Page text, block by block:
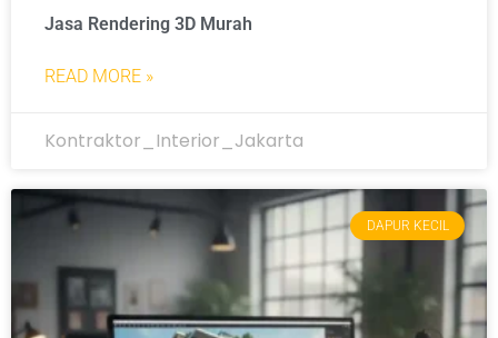
Jasa Rendering 3D Murah
READ MORE »
Kontraktor_Interior_Jakarta
DAPUR KECIL